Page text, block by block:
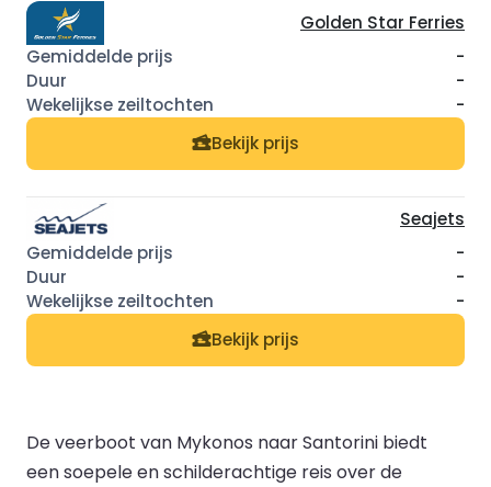
Golden Star Ferries
-
-
-
Bekijk prijs
Seajets
-
-
-
Bekijk prijs
De veerboot van Mykonos naar Santorini biedt
een soepele en schilderachtige reis over de